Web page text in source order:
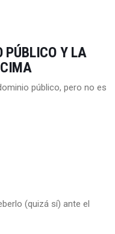
PÚBLICO Y LA
público, pero no es
(quizá sí) ante el